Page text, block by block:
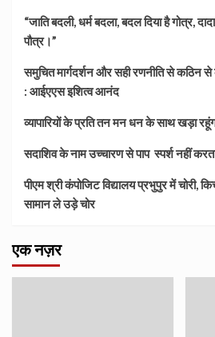
“जाति बदली, धर्म बदला, बदल दिया है गोत्र,
पौत्र।”
समुचित मार्गदर्शन और सही रणनीति से कठिन
: आईएएस इशित्व आनंद
व्यापारियों के प्रति तन मन धन के साथ खड़ा
सदाशिव के नाम उच्चारण से पाप स्पर्श नहीं
पीएम श्री कंपोजिट विद्यालय प्रभुपुर में चोरी,
सामान ले उड़े चोर
एक नज़र